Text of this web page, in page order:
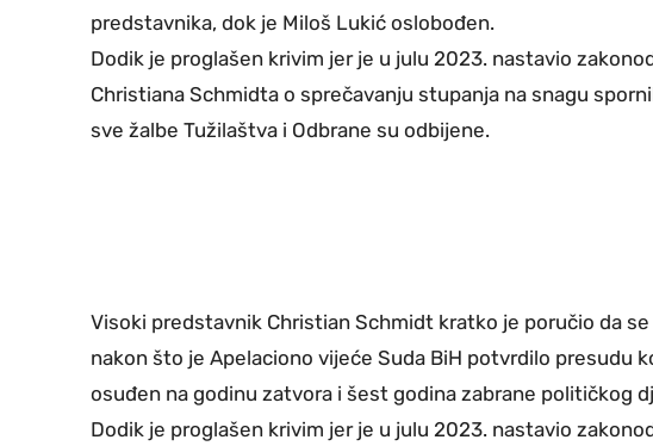
predstavnika, dok je Miloš Lukić oslobođen.
Dodik je proglašen krivim jer je u julu 2023. nastavio
Christiana Schmidta o sprečavanju stupanja na snagu
sve žalbe Tužilaštva i Odbrane su odbijene.
Visoki predstavnik Christian Schmidt kratko je poručio da
nakon što je Apelaciono vijeće Suda BiH potvrdilo presudu
osuđen na godinu zatvora i šest godina zabrane političkog
Dodik je proglašen krivim jer je u julu 2023. nastavio